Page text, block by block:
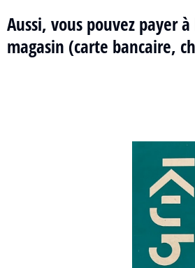
Aussi, vous pouvez payer
magasin (carte bancaire,